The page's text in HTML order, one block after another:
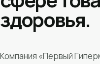
здоровья.
Компания «Первый